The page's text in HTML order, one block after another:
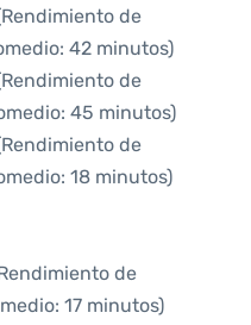
de
42 minutos)
de
45 minutos)
de
18 minutos)
de
17 minutos)